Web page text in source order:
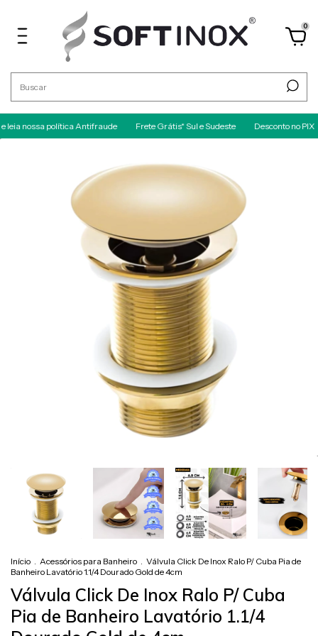
0
nossa política Antifraude Frete Grátis* Sul e Sudeste Desconto no PIX
Início Acessórios para Banheiro
Válvula Click De Inox Ralo P/ Cuba Pia de
Banheiro Lavatório 1.1/4 Dourado Gold de 4cm
Válvula Click De Inox Ralo P/ Cuba
Pia de Banheiro Lavatório 1.1/4